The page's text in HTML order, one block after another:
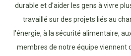
durable et d'aider les gens à vivre
travaillé sur des projets liés au
l'énergie, à la sécurité alimentaire,
membres de notre équipe viennent